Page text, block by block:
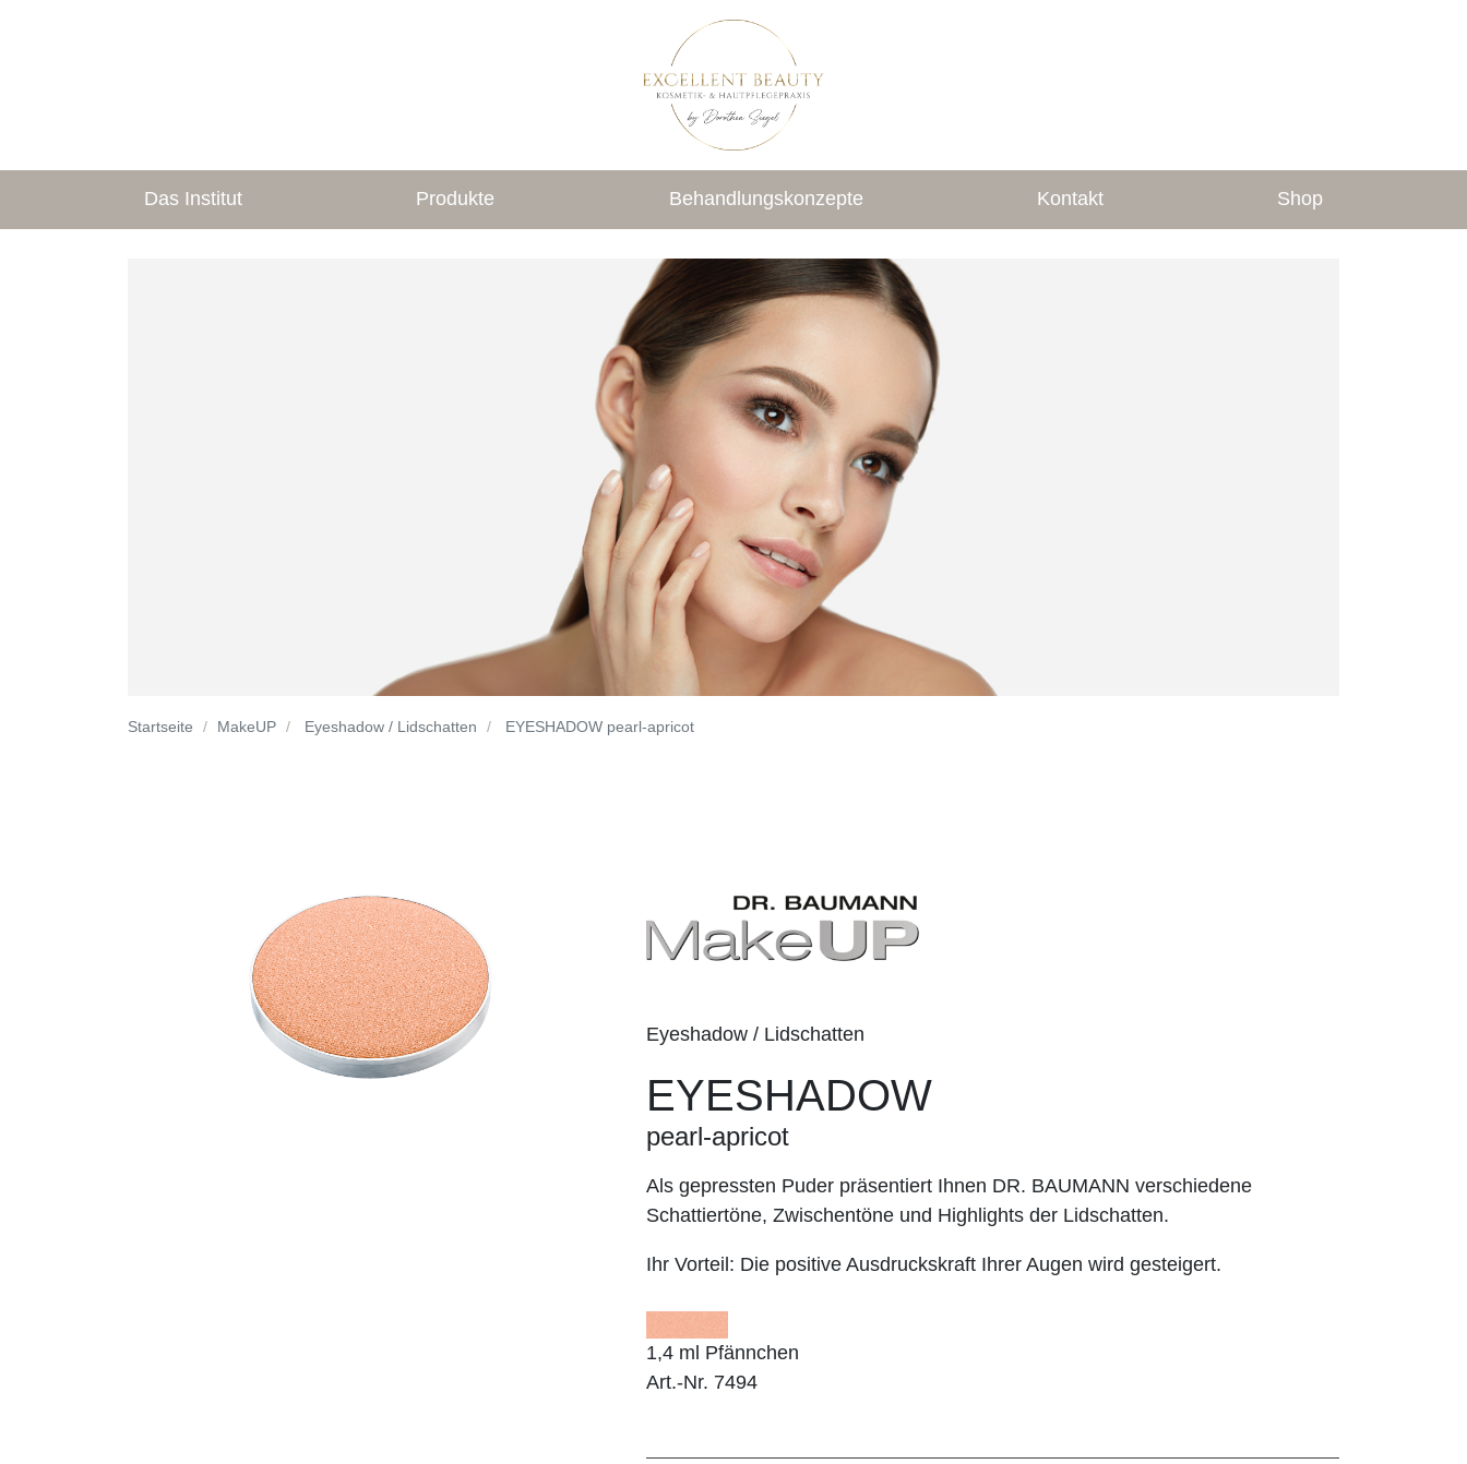
Das Institut Produkte Behandlungskonzepte Kontakt Shop
Startseite MakeUP Eyeshadow / Lidschatten EYESHADOW pearl-apricot
Eyeshadow / Lidschatten
EYESHADOW
pearl-apricot
Als gepressten Puder präsentiert Ihnen DR. BAUMANN verschiedene
Schattiertöne, Zwischentöne und Highlights der Lidschatten.
Ihr Vorteil: Die positive Ausdruckskraft Ihrer Augen wird gesteigert.
1,4 ml Pfännchen
Art.-Nr. 7494